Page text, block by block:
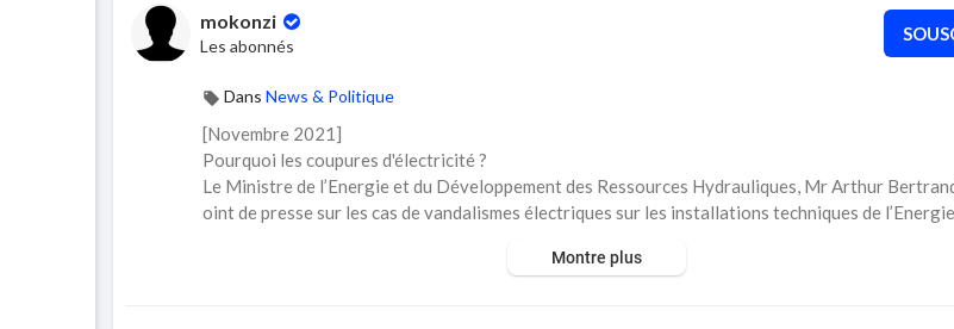
mokonzi
Les abonnés
Dans News & Politique
⁣⁣[Novembre 2021]
Pourquoi les coupures d'électricité ?
Le Ministre de l’Energie et du Développement des Ressources Hydrauliques, Mr Arthur
oint de presse sur les cas de vandalismes électriques sur les installations techniques de
Montre plus